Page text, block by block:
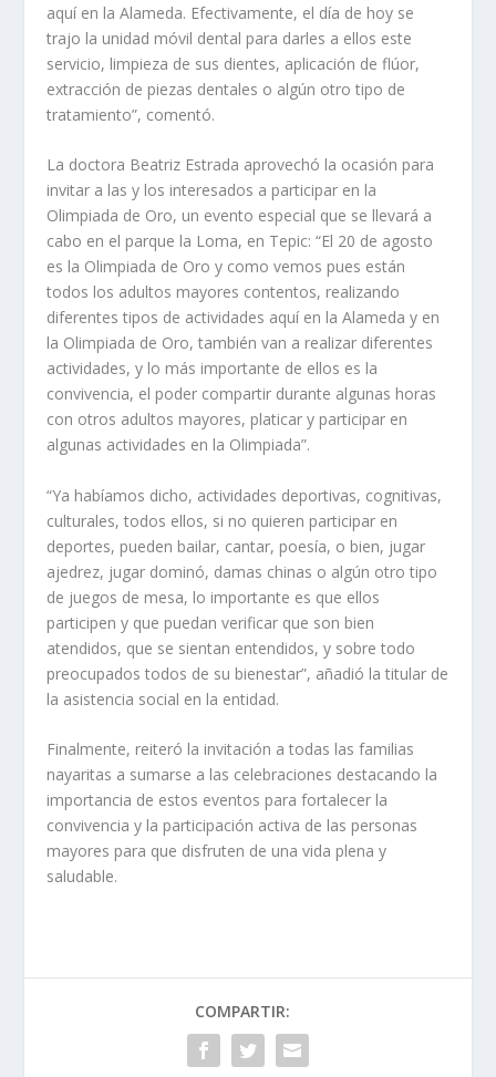
aquí en la Alameda. Efectivamente, el día de hoy se
trajo la unidad móvil dental para darles a ellos este
servicio, limpieza de sus dientes, aplicación de flúor,
extracción de piezas dentales o algún otro tipo de
tratamiento”, comentó.
La doctora Beatriz Estrada aprovechó la ocasión para
invitar a las y los interesados a participar en la
Olimpiada de Oro, un evento especial que se llevará a
cabo en el parque la Loma, en Tepic: “El 20 de agosto
es la Olimpiada de Oro y como vemos pues están
todos los adultos mayores contentos, realizando
diferentes tipos de actividades aquí en la Alameda y en
la Olimpiada de Oro, también van a realizar diferentes
actividades, y lo más importante de ellos es la
convivencia, el poder compartir durante algunas horas
con otros adultos mayores, platicar y participar en
algunas actividades en la Olimpiada”.
“Ya habíamos dicho, actividades deportivas, cognitivas,
culturales, todos ellos, si no quieren participar en
deportes, pueden bailar, cantar, poesía, o bien, jugar
ajedrez, jugar dominó, damas chinas o algún otro tipo
de juegos de mesa, lo importante es que ellos
participen y que puedan verificar que son bien
atendidos, que se sientan entendidos, y sobre todo
preocupados todos de su bienestar”, añadió la titular de
la asistencia social en la entidad.
Finalmente, reiteró la invitación a todas las familias
nayaritas a sumarse a las celebraciones destacando la
importancia de estos eventos para fortalecer la
convivencia y la participación activa de las personas
mayores para que disfruten de una vida plena y
saludable.
COMPARTIR: